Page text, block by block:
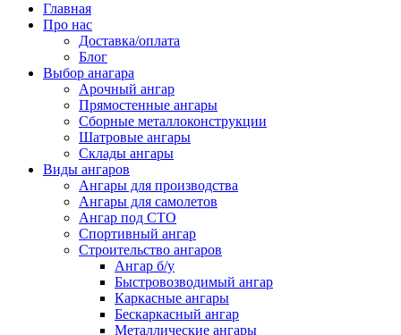
Главная
Про нас
Доставка/оплата
Блог
Выбор анагара
Арочный ангар
Прямостенные ангары
Сборные металлоконструкции
Шатровые ангары
Склады ангары
Виды ангаров
Ангары для производства
Ангары для самолетов
Ангар под СТО
Спортивный ангар
Строительство ангаров
Ангар б/у
Быстровозводимый ангар
Каркасные ангары
Бескаркасный ангар
Металлические ангары